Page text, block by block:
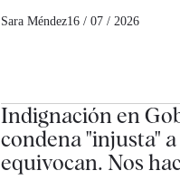
Sara Méndez16 / 07 / 2026
Indignación en
condena "injusta"
equivocan. Nos